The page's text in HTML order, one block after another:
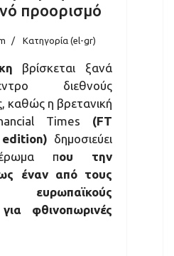
προορισμό
Κατηγορία (el-gr)
βρίσκεται ξανά
διεθνούς
καθώς η βρετανική
Times (FT
edition) δημοσιεύει
που την
έναν από τους
ευρωπαϊκούς
φθινοπωρινές